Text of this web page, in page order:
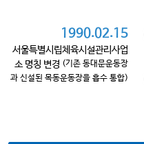
1990.02.15
서울특별시립체육시설관리사업
소 명칭 변경 (기존 동대문운동장
과 신설된 목동운동장을 흡수 통합)